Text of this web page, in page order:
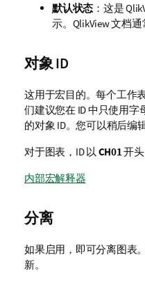
默认状态 ：这是
示。QlikView 文档
对象 ID
这用于宏目的。每个工作
们建议您在 ID 中只使用
的对象 ID。您可以稍后编辑
对于图表，ID 以 CH01 开头
内部宏解释器
分离
如果启用，即可分离图表
新。